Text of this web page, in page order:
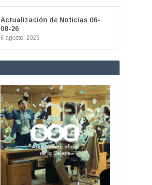
Actualización de Noticias 06-
08-26
6 agosto, 2026